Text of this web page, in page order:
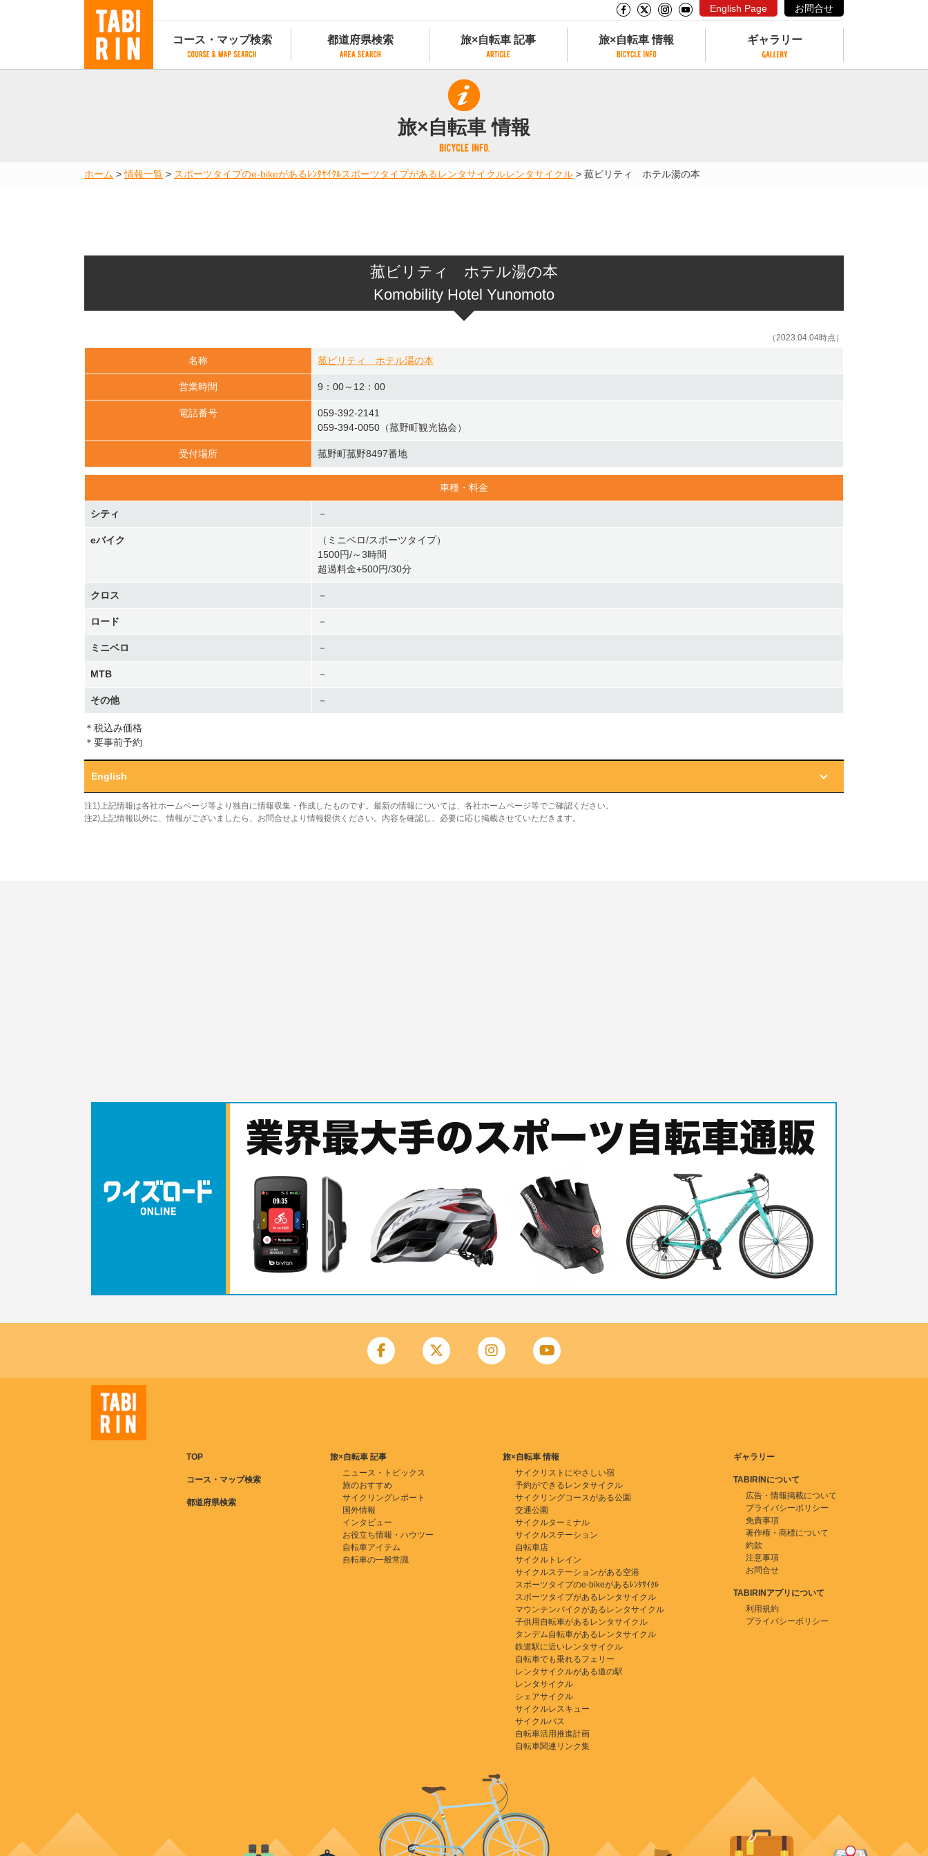
English Page お問合せ
コース・マップ検索
地図から検索
都道府県検索
都道府県別サイクリング情報
都道府県アクセスランキング
旅×自転車 記事
旅×自転車 記事
記事一覧
カテゴリから探す
タグから探す
旅×自転車 情報
サイクリストにやさしい宿
サイクルトレイン
予約ができるレンタサイクル
タンデム自転車があるレンタサイクル
サイクルターミナル
ギャラリー
旅×自転車 情報
ホーム >情報一覧 > スポーツタイプのe-bikeがあるﾚﾝﾀｻｲｸﾙスポーツタイプがあるレンタサイクルレンタサイクル > 菰ビリティ ホテル湯の本
菰ビリティ ホテル湯の本
Komobility Hotel Yunomoto
（2023.04.04時点）
名称 菰ビリティ ホテル湯の本
営業時間 9：00～12：00
電話番号
059-392-2141
059-394-0050（菰野町観光協会）
受付場所 菰野町菰野8497番地
車種・料金
シティ －
eバイク
（ミニベロ/スポーツタイプ）
1500円/～3時間
超過料金+500円/30分
クロス －
ロード －
ミニベロ －
MTB －
その他 －
＊税込み価格
＊要事前予約
English
注1)上記情報は各社ホームページ等より独自に情報収集・作成したものです。最新の情報については、各社ホームページ等でご確認ください。
注2)上記情報以外に、情報がございましたら、お問合せより情報提供ください。内容を確認し、必要に応じ掲載させていただきます。
TOP
コース・マップ検索
都道府県検索
旅×自転車 記事
ニュース・トピックス
旅のおすすめ
サイクリングレポート
国外情報
インタビュー
お役立ち情報・ハウツー
自転車アイテム
自転車の一般常識
旅×自転車 情報
サイクリストにやさしい宿
予約ができるレンタサイクル
サイクリングコースがある公園
交通公園
サイクルターミナル
サイクルステーション
自転車店
サイクルトレイン
サイクルステーションがある空港
スポーツタイプのe-bikeがあるﾚﾝﾀｻｲｸﾙ
スポーツタイプがあるレンタサイクル
マウンテンバイクがあるレンタサイクル
子供用自転車があるレンタサイクル
タンデム自転車があるレンタサイクル
鉄道駅に近いレンタサイクル
自転車でも乗れるフェリー
レンタサイクルがある道の駅
レンタサイクル
シェアサイクル
サイクルレスキュー
サイクルバス
自転車活用推進計画
自転車関連リンク集
ギャラリー
TABIRINについて
広告・情報掲載について
プライバシーポリシー
免責事項
著作権・商標について
約款
注意事項
お問合せ
TABIRINアプリについて
利用規約
プライバシーポリシー